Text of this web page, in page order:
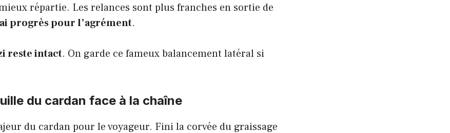
répartie. Les relances sont plus franches en sortie de
progrès pour l’agrément.
reste intact. On garde ce fameux balancement latéral si
du cardan face à la chaîne
du cardan pour le voyageur. Fini la corvée du graissage